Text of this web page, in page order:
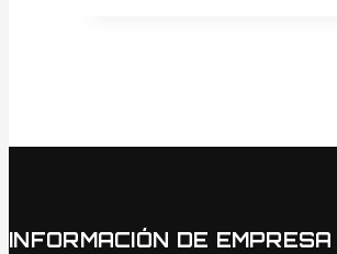
INFORMACIÓN DE EMPRESA